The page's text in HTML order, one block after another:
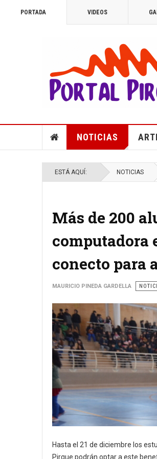
PORTADA VIDEOS
NOTICIAS
ESTÁ AQUÍ: NOTICIAS
Más de 200
computadora
conecto para
MAURICIO PINEDA GARDELLA
Hasta el 21 de diciembre los
Pirque podrán optar a este